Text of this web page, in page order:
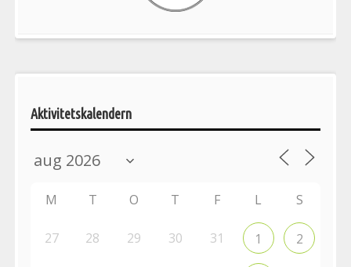
Aktivitetskalendern
M T O T F L S
27 28 29 30 31 1 2